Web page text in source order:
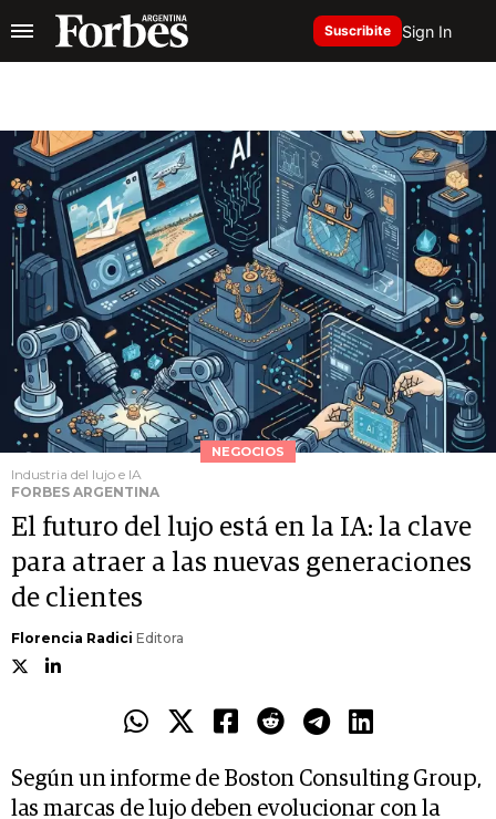
Suscribite Sign In
NEGOCIOS
Industria del lujo e IA
FORBES ARGENTINA
El futuro del lujo está en la IA: la clave
para atraer a las nuevas generaciones
de clientes
Florencia Radici Editora
Según un informe de Boston Consulting Group,
las marcas de lujo deben evolucionar con la